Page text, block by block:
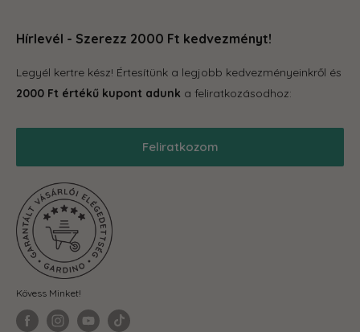
hogy megleld amire vágysz.
Otthon és konyha
Grill
Balkonkertészet
Téli termékek
Fit-out cégeknek
Kapcsolat
Gardino Hűségprogram
Reklamáció, garancia
Adatkezelési Tájékoztató
Visszaküldés és elállás
Hírlevél - Szerezz 2000 Ft kedvezményt!
Legyél kertre kész! Értesítünk a legjobb kedvezményeinkről és
2000 Ft értékű kupont adunk a feliratkozásodhoz:
Feliratkozom
Kövess Minket!